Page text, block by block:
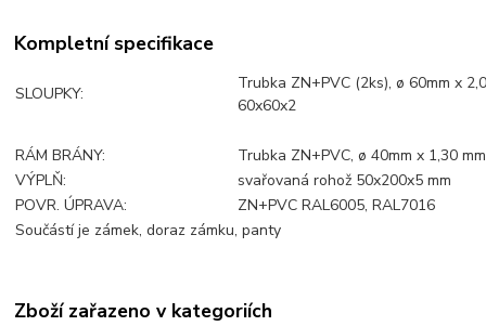
Kompletní specifikace
SLOUPKY:
Trubka ZN+PVC (2ks), ø 60mm x
60x60x2
RÁM BRÁNY:
Trubka ZN+PVC, ø 40mm x 1,30 mm
VÝPLŇ:
svařovaná rohož 50x200x5 mm
POVR. ÚPRAVA:
ZN+PVC RAL6005, RAL7016
Součástí je zámek, doraz zámku, panty
Zboží zařazeno v kategoriích